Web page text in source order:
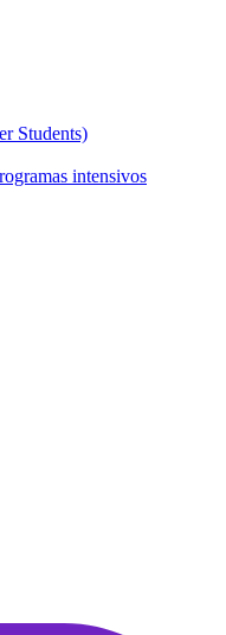
Students)
intensivos